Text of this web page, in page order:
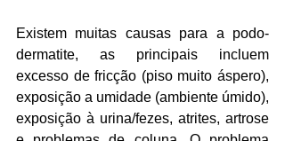
Existem muitas causas para a podo-
dermatite, as principais incluem
excesso de fricção (piso muito áspero),
exposição a umidade (ambiente úmido),
exposição à urina/fezes, atrites, artrose